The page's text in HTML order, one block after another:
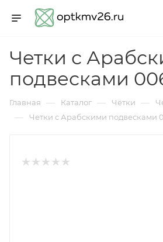
Четки с
подвесками
Главная — Каталог — Чётки —
— Четки с Арабскими подвесками